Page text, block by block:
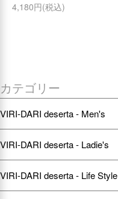
4,180円(税込)
カテゴリー
VIRI-DARI deserta - Men's
VIRI-DARI deserta - Ladie's
VIRI-DARI deserta - Life Style